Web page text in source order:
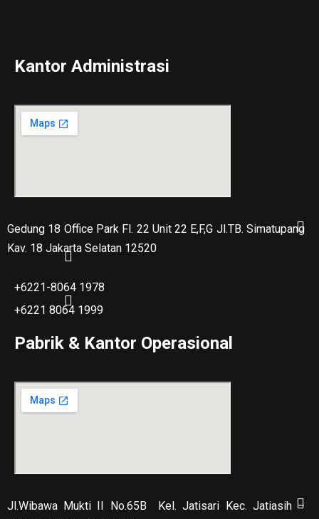
Kantor Administrasi
Gedung 18 Office Park Fl. 22 Unit 22 E,F,G Jl.TB. Simatupang
Kav. 18 Jakarta Selatan 12520
+6221-8064 1978
+6221 8064 1999
Pabrik & Kantor Operasional
Jl.Wibawa Mukti II No.65B
Kel. Jatisari Kec. Jatiasih –